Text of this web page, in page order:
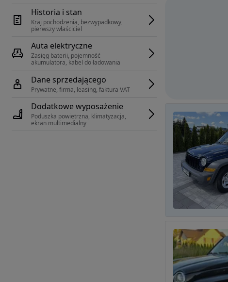
Historia i stan
Kraj pochodzenia, bezwypadkowy,
pierwszy właściciel
Auta elektryczne
Zasięg baterii, pojemność
akumulatora, kabel do ładowania
Dane sprzedającego
Prywatne, firma, leasing, faktura VAT
Dodatkowe wyposażenie
Poduszka powietrzna, klimatyzacja,
ekran multimedialny